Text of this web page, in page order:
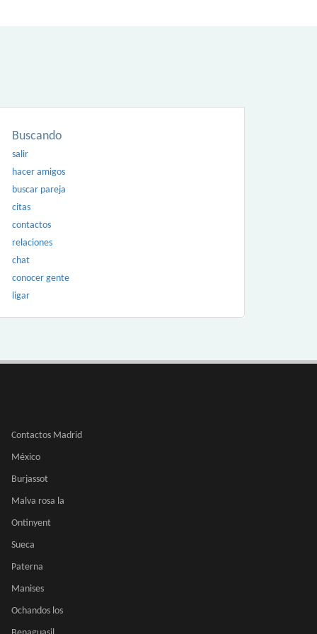
Buscando
salir
hacer amigos
buscar pareja
citas
contactos
relaciones
chat
conocer gente
ligar
Contactos Madrid
México
Burjassot
Malva rosa la
Ontinyent
Sueca
Paterna
Manises
Ochandos los